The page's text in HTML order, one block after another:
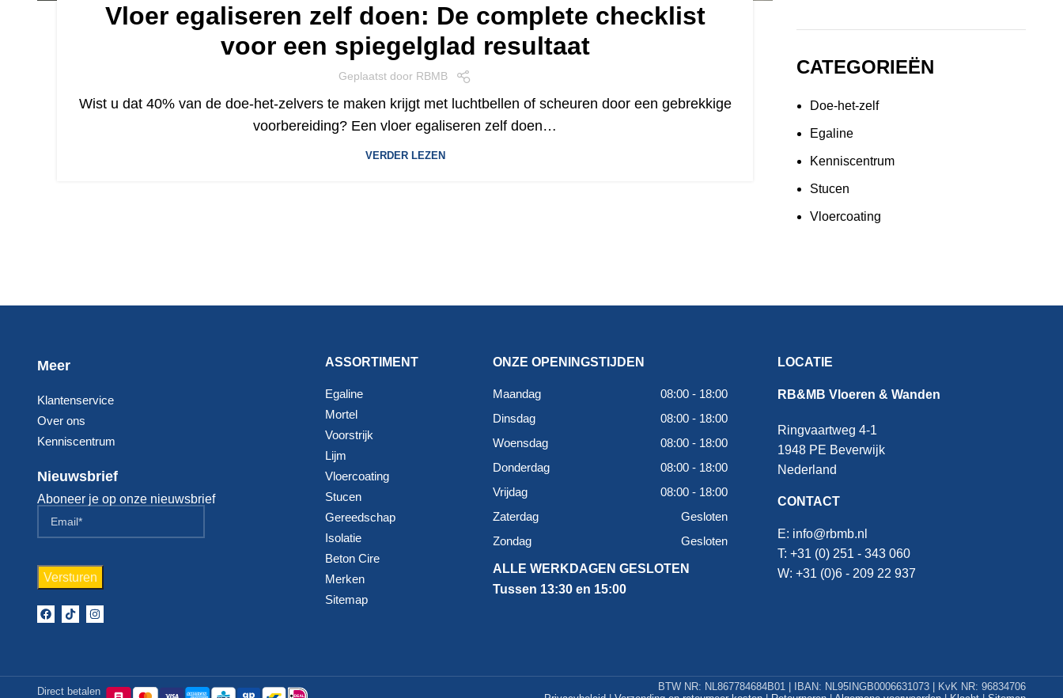
Vloer egaliseren zelf doen: De complete checklist
voor een spiegelglad resultaat
Geplaatst door RBMB
Wist u dat 40% van de doe-het-zelvers te maken krijgt met luchtbellen of scheuren door een gebrekkige
voorbereiding? Een vloer egaliseren zelf doen…
VERDER LEZEN
CATEGORIEËN
Doe-het-zelf
Egaline
Kenniscentrum
Stucen
Vloercoating
Meer
Klantenservice
Over ons
Kenniscentrum
Nieuwsbrief
Aboneer je op onze nieuwsbrief
ASSORTIMENT
Egaline
Mortel
Voorstrijk
Lijm
Vloercoating
Stucen
Gereedschap
Isolatie
Beton Cire
Merken
Sitemap
ONZE OPENINGSTIJDEN
Maandag
08:00 - 18:00
Dinsdag
08:00 - 18:00
Woensdag
08:00 - 18:00
Donderdag
08:00 - 18:00
Vrijdag
08:00 - 18:00
Zaterdag
Gesloten
Zondag
Gesloten
ALLE WERKDAGEN GESLOTEN
Tussen 13:30 en 15:00
LOCATIE
RB&MB Vloeren & Wanden
Ringvaartweg 4-1
1948 PE Beverwijk
Nederland
CONTACT
E: info@rbmb.nl
T: +31 (0) 251 - 343 060
W: +31 (0)6 - 209 22 937
Direct betalen
BTW NR: NL867784684B01 | IBAN: NL95INGB0006631073 | KvK NR: 96834706